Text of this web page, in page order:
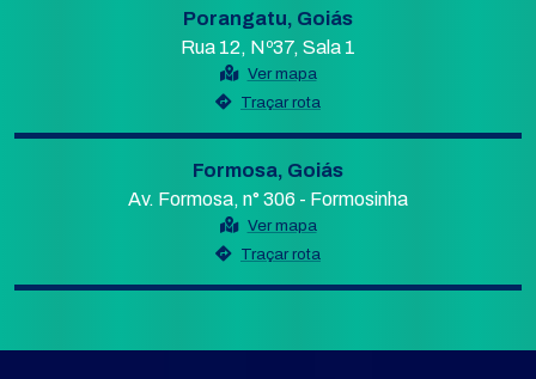
Porangatu, Goiás
Rua 12, Nº37, Sala 1
Ver mapa
Traçar rota
Formosa, Goiás
Av. Formosa, n° 306 - Formosinha
Ver mapa
Traçar rota